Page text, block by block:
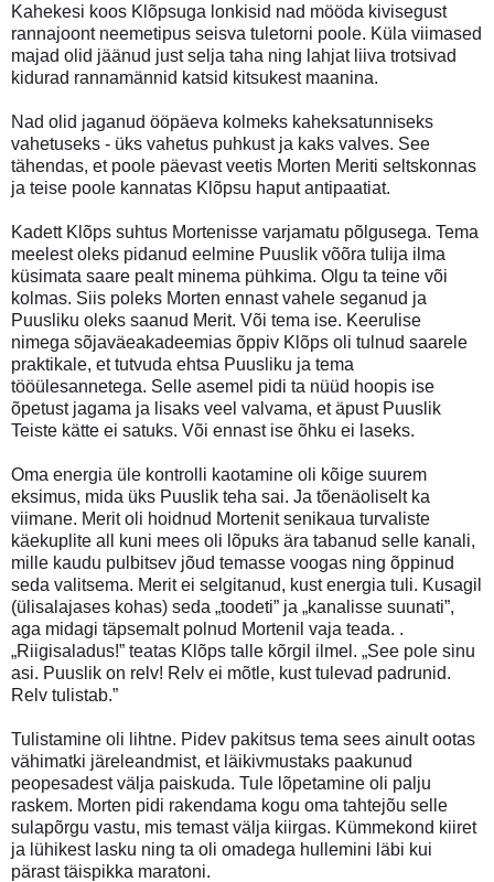
Kahekesi koos Klõpsuga lonkisid nad mööda kivisegust
rannajoont neemetipus seisva tuletorni poole. Küla viimased
majad olid jäänud just selja taha ning lahjat liiva trotsivad
kidurad rannamännid katsid kitsukest maanina.
Nad olid jaganud ööpäeva kolmeks kaheksatunniseks
vahetuseks - üks vahetus puhkust ja kaks valves. See
tähendas, et poole päevast veetis Morten Meriti seltskonnas
ja teise poole kannatas Klõpsu haput antipaatiat.
Kadett Klõps suhtus Mortenisse varjamatu põlgusega. Tema
meelest oleks pidanud eelmine Puuslik võõra tulija ilma
küsimata saare pealt minema pühkima. Olgu ta teine või
kolmas. Siis poleks Morten ennast vahele seganud ja
Puusliku oleks saanud Merit. Või tema ise. Keerulise
nimega sõjaväeakadeemias õppiv Klõps oli tulnud saarele
praktikale, et tutvuda ehtsa Puusliku ja tema
tööülesannetega. Selle asemel pidi ta nüüd hoopis ise
õpetust jagama ja lisaks veel valvama, et äpust Puuslik
Teiste kätte ei satuks. Või ennast ise õhku ei laseks.
Oma energia üle kontrolli kaotamine oli kõige suurem
eksimus, mida üks Puuslik teha sai. Ja tõenäoliselt ka
viimane. Merit oli hoidnud Mortenit senikaua turvaliste
käekuplite all kuni mees oli lõpuks ära tabanud selle kanali,
mille kaudu pulbitsev jõud temasse voogas ning õppinud
seda valitsema. Merit ei selgitanud, kust energia tuli. Kusagil
(ülisalajases kohas) seda „toodeti” ja „kanalisse suunati”,
aga midagi täpsemalt polnud Mortenil vaja teada. .
„Riigisaladus!” teatas Klõps talle kõrgil ilmel. „See pole sinu
asi. Puuslik on relv! Relv ei mõtle, kust tulevad padrunid.
Relv tulistab.”
Tulistamine oli lihtne. Pidev pakitsus tema sees ainult ootas
vähimatki järeleandmist, et läikivmustaks paakunud
peopesadest välja paiskuda. Tule lõpetamine oli palju
raskem. Morten pidi rakendama kogu oma tahtejõu selle
sulapõrgu vastu, mis temast välja kiirgas. Kümmekond kiiret
ja lühikest lasku ning ta oli omadega hullemini läbi kui
pärast täispikka maratoni.